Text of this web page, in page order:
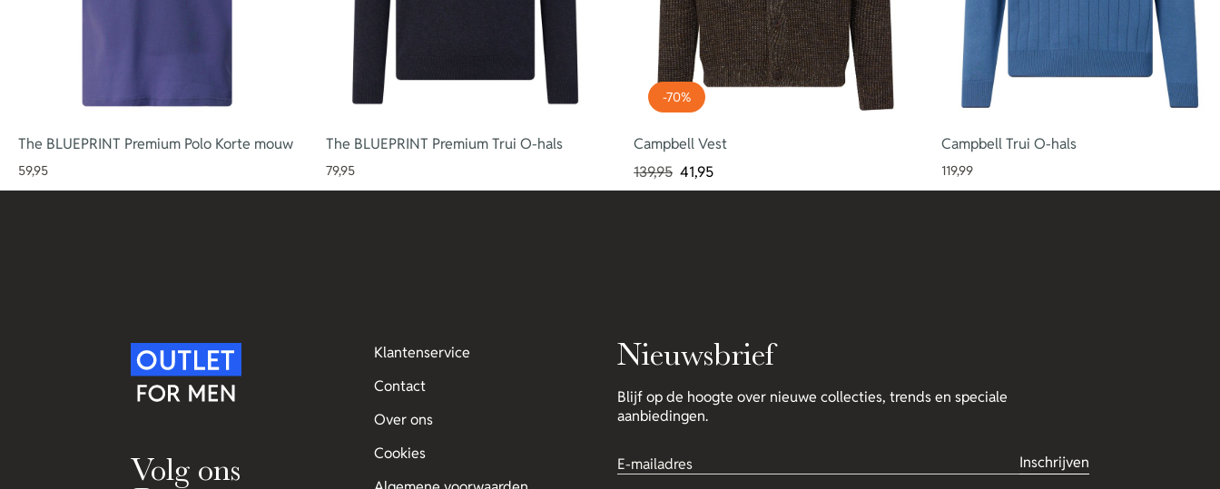
The BLUEPRINT Premium Polo Korte mouw
59,95
The BLUEPRINT Premium Trui O-hals
79,95
-70%
Campbell Vest
139,95 41,95
Campbell Trui O-hals
119,99
Volg ons
Nieuwsbrief
Blijf op de hoogte over nieuwe collecties, trends en speciale
aanbiedingen.
Inschrijven
Klantenservice
Contact
Over ons
Cookies